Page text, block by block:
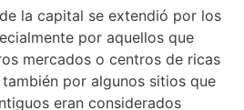
la capital se extendió por los
por aquellos que
mercados o centros de ricas
por algunos sitios que
eran considerados